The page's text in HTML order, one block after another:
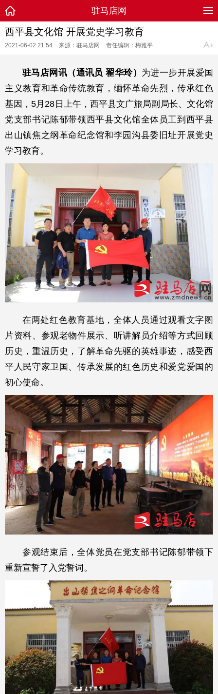
驻马店网
西平县文化馆 开展党史学习教育
2021-06-02 21:54 来源：驻马店网 责任编辑：梅雅平
驻马店网讯（通讯员 翟华玲） 为进一步开展爱国
主义教育和革命传统教育，缅怀革命先烈，传承红色
基因，5月28日上午，西平县文广旅局副局长、文化馆
党支部书记陈郁带领西平县文化馆全体员工到西平县
出山镇焦之纲革命纪念馆和李园沟县委旧址开展党史
学习教育。
在两处红色教育基地，全体人员通过观看文字图
片资料、参观老物件展示、听讲解员介绍等方式回顾
历史，重温历史，了解革命先驱的英雄事迹，感受西
平人民守家卫国、传承发展的红色历史和爱党爱国的
初心使命。
参观结束后，全体党员在党支部书记陈郁带领下
重新宣誓了入党誓词。